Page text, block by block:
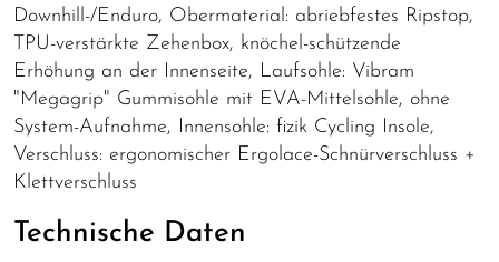
Downhill-/Enduro, Obermaterial: abriebfestes Ripstop,
TPU-verstärkte Zehenbox, knöchel-schützende
Erhöhung an der Innenseite, Laufsohle: Vibram
"Megagrip" Gummisohle mit EVA-Mittelsohle, ohne
System-Aufnahme, Innensohle: fizik Cycling Insole,
Verschluss: ergonomischer Ergolace-Schnürverschluss +
Klettverschluss
Technische Daten